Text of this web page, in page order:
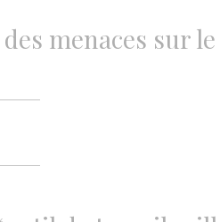
menaces sur